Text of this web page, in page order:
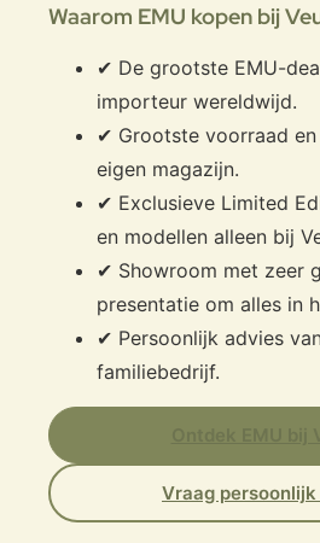
Waarom EMU kopen bij
✔ De grootste EMU-
importeur wereldwijd.
✔ Grootste voorraad
eigen magazijn.
✔ Exclusieve Limited
en modellen alleen bij
✔ Showroom met zeer
presentatie om alles in
✔ Persoonlijk advies
familiebedrijf.
Vraag